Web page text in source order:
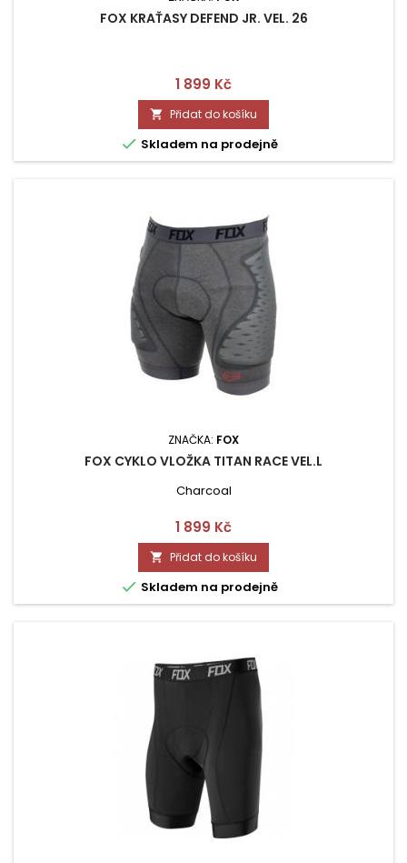
FOX KRAŤASY DEFEND JR. VEL. 26
Cena
1 899 Kč
 Přidat do košíku
 Skladem na prodejně
ZNAČKA: FOX
FOX CYKLO VLOŽKA TITAN RACE VEL.L
Charcoal
Cena
1 899 Kč
 Přidat do košíku
 Skladem na prodejně